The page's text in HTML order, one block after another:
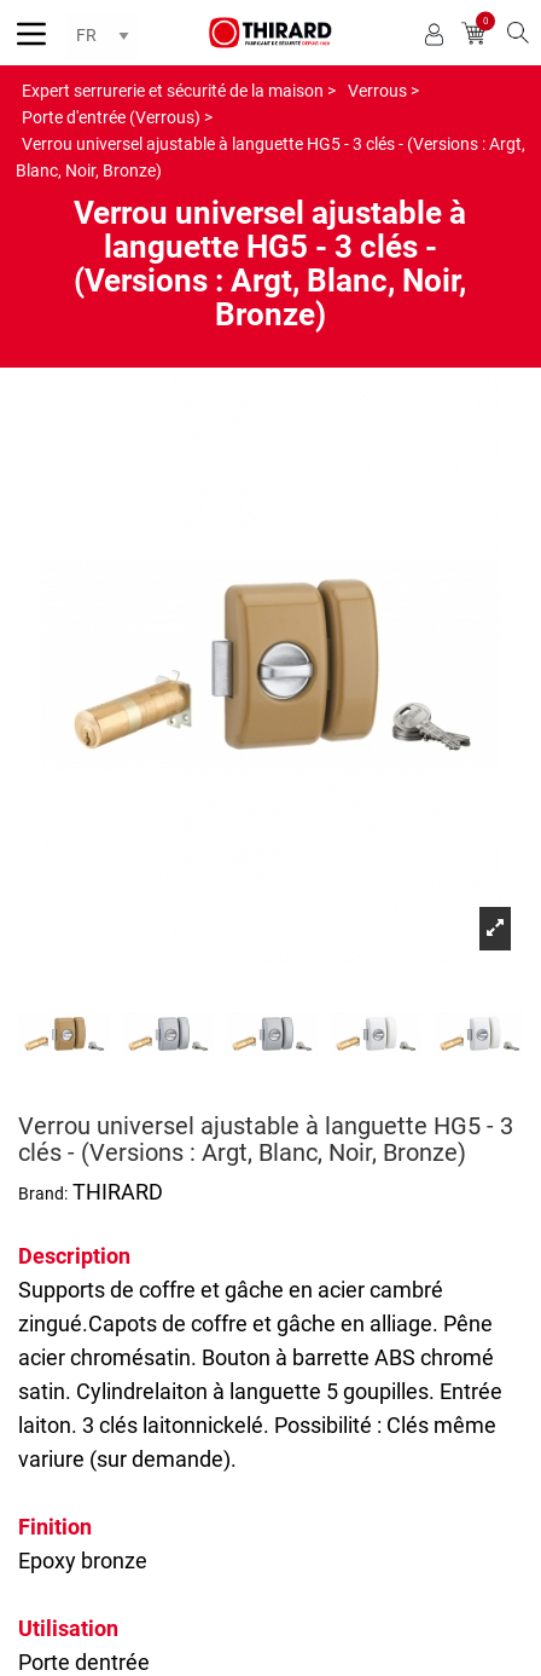
0
Expert serrurerie et sécurité de la maison >
Verrous >
Porte d'entrée (Verrous) >
Verrou universel ajustable à languette HG5 - 3 clés - (Versions : Argt,
Blanc, Noir, Bronze)
Verrou universel ajustable à
languette HG5 - 3 clés -
(Versions : Argt, Blanc, Noir,
Bronze)
Verrou universel ajustable à languette HG5 - 3
clés - (Versions : Argt, Blanc, Noir, Bronze)
Brand: THIRARD
Description
Supports de coffre et gâche en acier cambré
zingué.Capots de coffre et gâche en alliage. Pêne
acier chromésatin. Bouton à barrette ABS chromé
satin. Cylindrelaiton à languette 5 goupilles. Entrée
laiton. 3 clés laitonnickelé. Possibilité : Clés même
variure (sur demande).
Finition
Epoxy bronze
Utilisation
Porte dentrée